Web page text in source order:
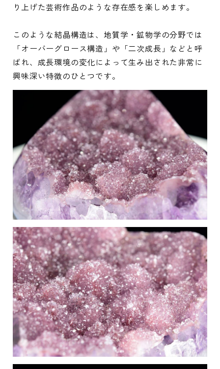
り上げた芸術作品のような存在感を楽しめます。
このような結晶構造は、地質学・鉱物学の分野では
「オーバーグロース構造」や「二次成長」などと呼
ばれ、成長環境の変化によって生み出された非常に
興味深い特徴のひとつです。